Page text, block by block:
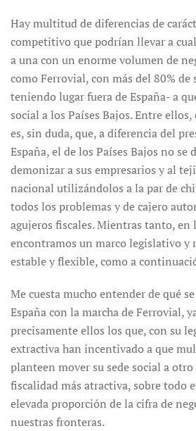
Hay multitud de diferencias de
competitivo que podrían llevar a
a una con un enorme volumen de
como Ferrovial, con más del 80%
teniendo lugar fuera de España- a
social a los Países Bajos. Entre
es, sin duda, que, a diferencia del
España, el de los Países Bajos no se
demonizar a sus empresarios y al
nacional utilizándolos a la par de
todos los problemas y de cajero
agujeros fiscales. Mientras tanto, en
encontramos un marco legislativo y
estable y flexible, como a
Me cuesta mucho entender de qué
España con la marcha de Ferrovial,
precisamente ellos los que, con su
extractiva han incentivado a que
planteen mover su sede social a
fiscalidad más atractiva, sobre todo
elevada proporción de la cifra de
nuestras fronteras.